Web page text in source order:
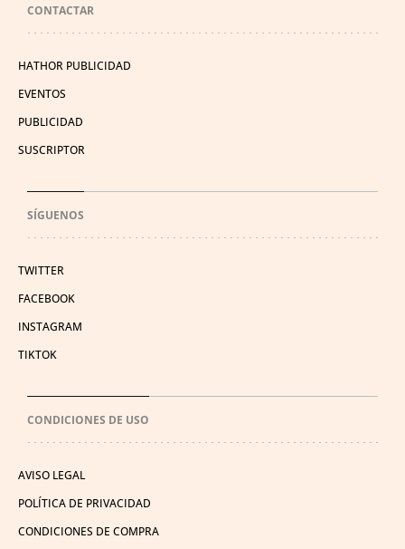
CONTACTAR
HATHOR PUBLICIDAD
EVENTOS
PUBLICIDAD
SUSCRIPTOR
SÍGUENOS
TWITTER
FACEBOOK
INSTAGRAM
TIKTOK
CONDICIONES DE USO
AVISO LEGAL
POLÍTICA DE PRIVACIDAD
CONDICIONES DE COMPRA